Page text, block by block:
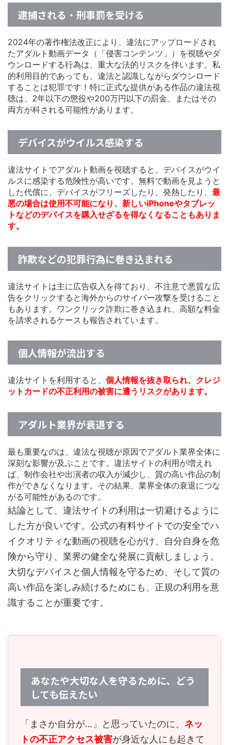
逮捕される・刑事罰を受ける
2024年の著作権法改正により、違法にアップロードされ
たアダルト動画データ（「侵害コンテンツ」）を視聴やダ
ウンロードする行為は、重大な法的リスクを伴います。私
的利用目的であっても、違法と認識しながらダウンロード
することは犯罪です！特に正式な提供がある作品の違法視
聴は、2年以下の懲役や200万円以下の罰金、またはその
両方が科される可能性があります。
デバイスがウイルス感染する
違法サイトでアダルト動画を視聴すると、デバイスがウイ
ルスに感染する危険性が高いです。無料で動画を見ようと
した代償に、デバイスがフリーズしたり、発熱したり、 最
悪の場合は使用不可能になり、新しいiPhoneやタブレッ
トなどのデバイスを購入せざるを得なくなることもありま
す。
詐欺などの犯罪行為に巻き込まれる
違法サイトは主に広告収入を得ており、不注意で悪質な広
告をクリックすると海外からのサイバー攻撃を受けること
もあります。ワンクリック詐欺に巻き込まれ、高額な料金
を請求されるケースも報告されています。
個人情報が流出する
違法サイトを利用すると、 個人情報を抜き取られ、クレジ
ットカードの不正利用の被害に遭うリスクがあります。
アダルト業界が衰退する
最も重要なのは、違法な視聴が原因でアダルト業界全体に
深刻な影響が及ぶことです。違法サイトの利用が増えれ
ば、制作会社や出演者の収入が減少し、質の高い作品の制
作ができなくなります。その結果、業界全体の衰退につな
がる可能性があるのです。
結論として、違法サイトの利用は一切避けるように
した方が良いです。公式の有料サイトでの安全でハ
イクオリティな動画の視聴を心がけ、自分自身を危
険から守り、業界の健全な発展に貢献しましょう。
大切なデバイスと個人情報を守るため、そして質の
高い作品を楽しみ続けるためにも、正規の利用を意
識することが重要です。
あなたや大切な人を守るために、どう
しても伝えたい
「まさか自分が…」と思っていたのに、 ネッ
トの不正アクセス被害が身近な人にも起きて